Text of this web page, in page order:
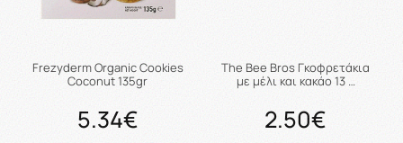
Frezyderm Organic Cookies
Coconut 135gr
5.34€
The Bee Bros Γκοφρετάκια
με μέλι και κακάο 13 …
2.50€